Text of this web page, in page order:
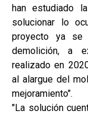
han estudiado
solucionar lo
proyecto ya se
demolición, a
realizado en
al alargue del
mejoramiento".
"La solución